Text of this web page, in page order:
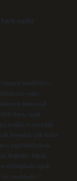
fark nedir
maddelere
çoğu,
kimyasal
boya, opak
renkleri metalik
boyadan çok daha
yapılabilirken,
değildir. Opak
sözlüğünde opak
bir maddedir?